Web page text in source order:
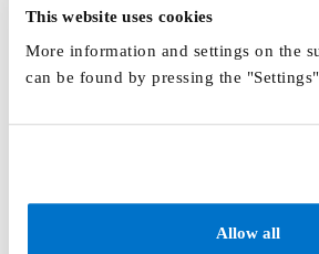
This website uses cookies
More information and settings on the
can be found by pressing the
Allow all